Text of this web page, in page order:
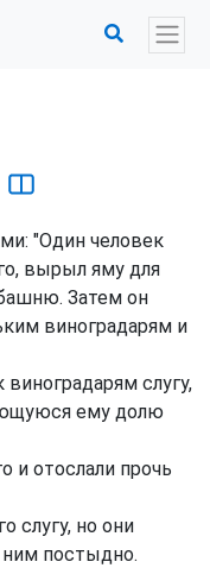
"Один человек
вырыл яму для
Затем он
виноградарям и
слугу,
ему долю
и отослали прочь
слугу, но они
ним постыдно.